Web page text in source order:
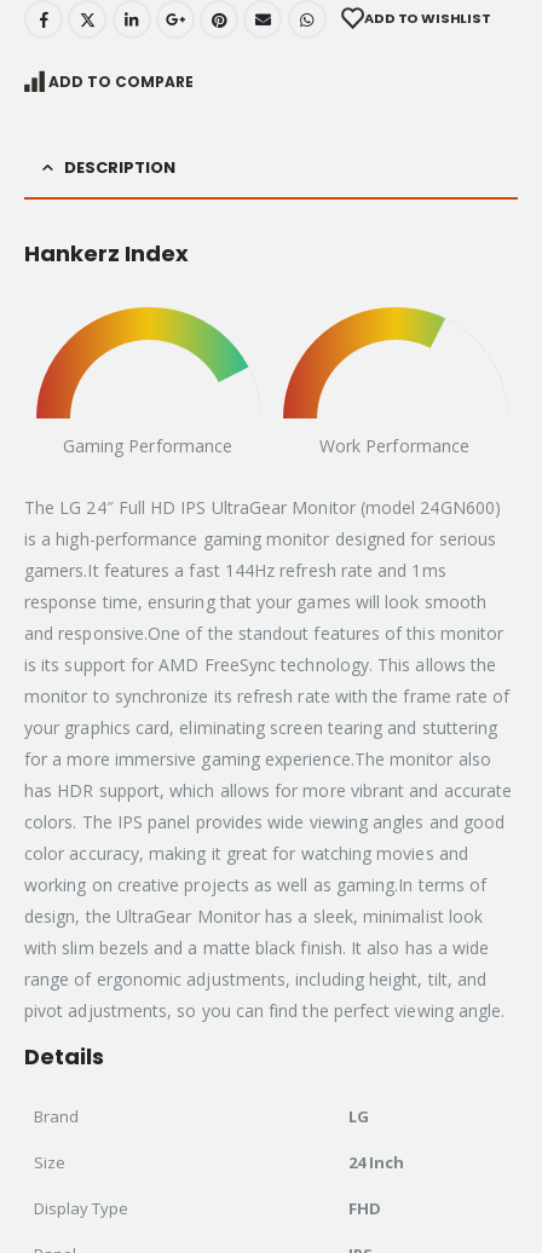
ADD TO WISHLIST
ADD TO COMPARE
DESCRIPTION
Hankerz Index
Gaming Performance Work Performance
The LG 24″ Full HD IPS UltraGear Monitor (model 24GN600)
is a high-performance gaming monitor designed for serious
gamers.It features a fast 144Hz refresh rate and 1ms
response time, ensuring that your games will look smooth
and responsive.One of the standout features of this monitor
is its support for AMD FreeSync technology. This allows the
monitor to synchronize its refresh rate with the frame rate of
your graphics card, eliminating screen tearing and stuttering
for a more immersive gaming experience.The monitor also
has HDR support, which allows for more vibrant and accurate
colors. The IPS panel provides wide viewing angles and good
color accuracy, making it great for watching movies and
working on creative projects as well as gaming.In terms of
design, the UltraGear Monitor has a sleek, minimalist look
with slim bezels and a matte black finish. It also has a wide
range of ergonomic adjustments, including height, tilt, and
pivot adjustments, so you can find the perfect viewing angle.
Details
Brand LG
Size 24 Inch
Display Type FHD